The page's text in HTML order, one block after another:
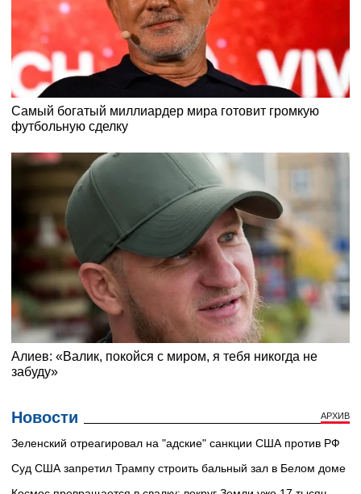
Новости АРХИВ
Зеленский отреагировал на "адские" санкции США против РФ
Суд США запретил Трампу строить бальный зал в Белом доме